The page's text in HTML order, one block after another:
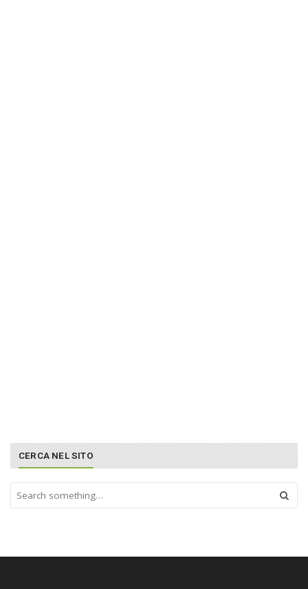
CERCA NEL SITO
h